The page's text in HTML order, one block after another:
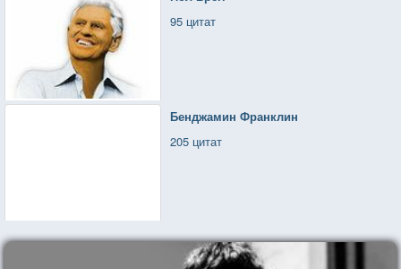
95 цитат
Бенджамин Франклин
205 цитат